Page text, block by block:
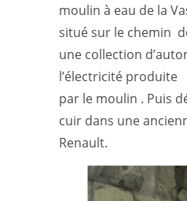
moulin à eau de la
situé sur le chemin
une collection
l’électricité produite
par le moulin . Puis
cuir dans une
Renault.